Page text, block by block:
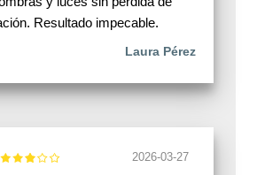
Resultado impecable.
Laura Pérez
2026-03-27